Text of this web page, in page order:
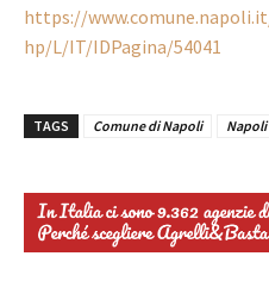
https://
hp/L/IT/IDPagina/54041
TAGS Comune di Napoli Napoli